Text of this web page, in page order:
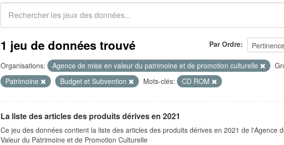
Par Ordre
1 jeu de données trouvé
Organisations: Agence de mise en valeur du patrimoine et de promotion culturelle
Patrimoine
Budget et Subvention Mots-clés: CD ROM
La liste des articles des produits dérives en 2021
Ce jeu des données contient la liste des articles des produits dérives en 2021 de l'Agence
Valeur du Patrimoine et de Promotion Culturelle